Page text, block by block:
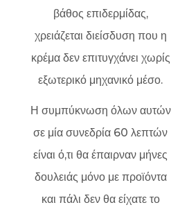
βάθος επιδερμίδας,
χρειάζεται διείσδυση που η
κρέμα δεν επιτυγχάνει χωρίς
εξωτερικό μηχανικό μέσο.
Η συμπύκνωση όλων αυτών
σε μία συνεδρία 60 λεπτών
είναι ό,τι θα έπαιρναν μήνες
δουλειάς μόνο με προϊόντα
και πάλι δεν θα είχατε το